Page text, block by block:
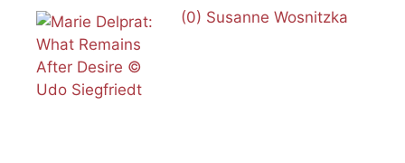
(0) Susanne Wosnitzka